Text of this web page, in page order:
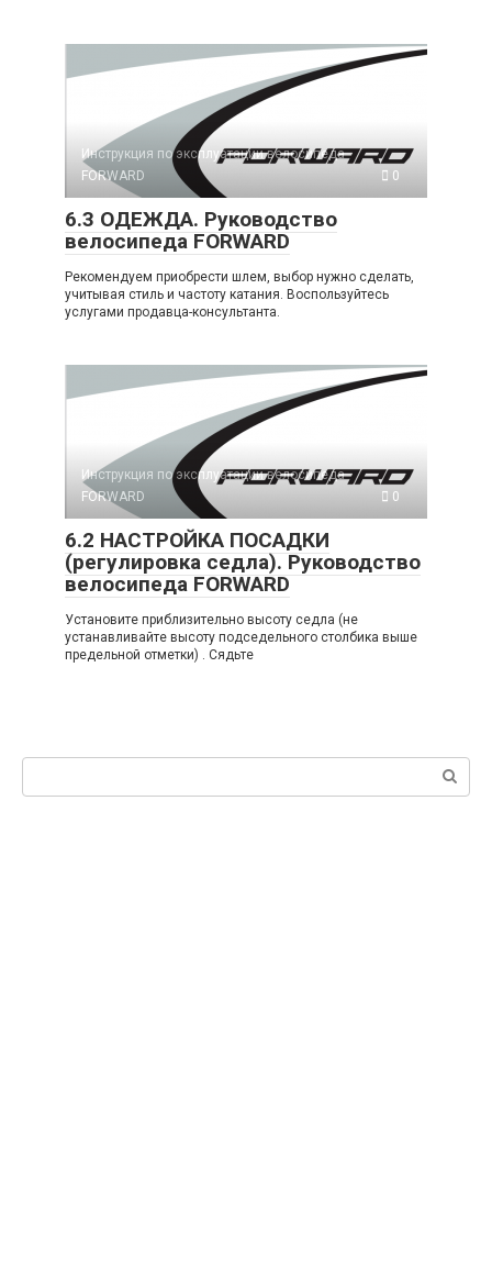
Инструкция по эксплуатации велосипеда
FORWARD
0
6.3 ОДЕЖДА. Руководство
велосипеда FORWARD
Рекомендуем приобрести шлем, выбор нужно сделать,
учитывая стиль и частоту катания. Воспользуйтесь
услугами продавца-консультанта.
Инструкция по эксплуатации велосипеда
FORWARD
0
6.2 НАСТРОЙКА ПОСАДКИ
(регулировка седла). Руководство
велосипеда FORWARD
Установите приблизительно высоту седла (не
устанавливайте высоту подседельного столбика выше
предельной отметки) . Сядьте